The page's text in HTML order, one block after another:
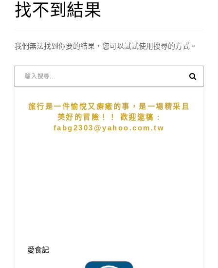
找不到結果
我們無法找到你要的結果，您可以試試使用搜尋的方式。
旅行是一件愉悅又療癒的事，是一場精采且
美好的冒險！！ 歡迎邀稿 :
fabg2303@yahoo.com.tw
愛食記